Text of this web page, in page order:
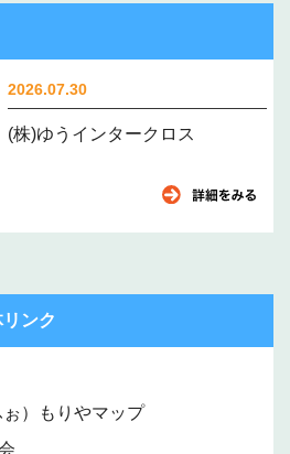
2026.07.30
(株)ゆうインタークロス
ンク
）もりやマップ